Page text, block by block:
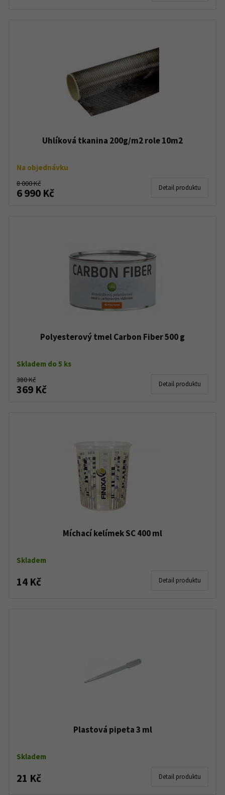
Uhlíková tkanina 200g/m2 role 10m2
Na objednávku
8 000 Kč
6 990 Kč Detail produktu
Polyesterový tmel Carbon Fiber 500 g
Skladem do 5 ks
380 Kč
369 Kč Detail produktu
Míchací kelímek SC 400 ml
Skladem
14 Kč Detail produktu
Plastová pipeta 3 ml
Skladem
21 Kč Detail produktu